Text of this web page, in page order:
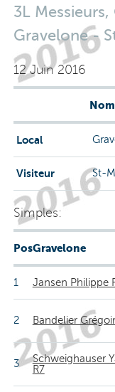
3L
Gravelone -
12 Juin 2016
Nom
Local
Visiteur St-
Simples:
PosGravelone
1 Jansen Philippe
2 Bandelier
3
Schweighauser
R7